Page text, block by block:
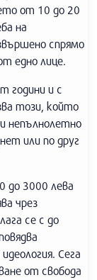
от 10 до 20
на
спрямо
едно лице.
години и с
този, който
непълнолетно
или по друг
до 3000 лева
чрез
се с до
Сега
от свобода